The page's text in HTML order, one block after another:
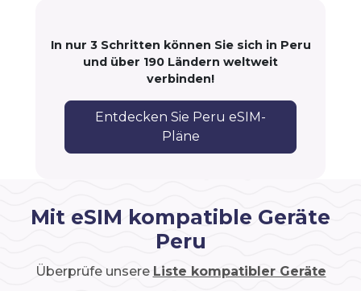
In nur 3 Schritten können Sie sich in Peru
und über 190 Ländern weltweit
verbinden!
Entdecken Sie Peru eSIM-
Pläne
Mit eSIM kompatible Geräte
Peru
Überprüfe unsere Liste kompatibler Geräte